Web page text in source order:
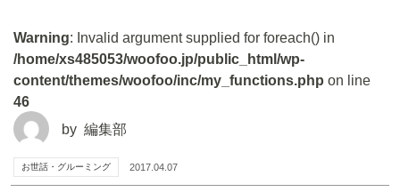
Warning
: Invalid argument supplied for foreach() in
/home/xs485053/woofoo.jp/public_html/wp-
content/themes/woofoo/inc/my_functions.php on line
46
by 編集部
お世話・グルーミング 2017.04.07